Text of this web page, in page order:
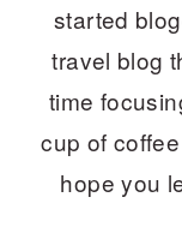
started
travel blog
time
cup of
hope you